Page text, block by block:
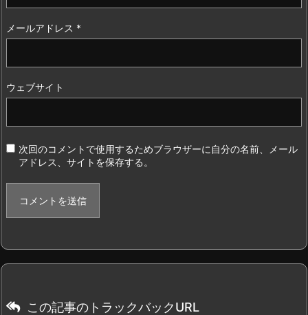
メールアドレス *
ウェブサイト
次回のコメントで使用するためブラウザーに自分の名前、メール
アドレス、サイトを保存する。
この記事のトラックバックURL